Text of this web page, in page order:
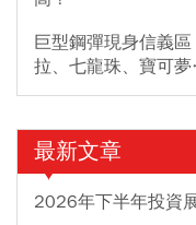
巨型鋼彈現身信義
拉、七龍珠、寶可
最新文章
2026年下半年投資